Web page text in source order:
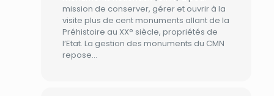
mission de conserver, gérer et ouvrir à la
visite plus de cent monuments allant de la
Préhistoire au XX° siècle, propriétés de
l’Etat. La gestion des monuments du CMN
repose…